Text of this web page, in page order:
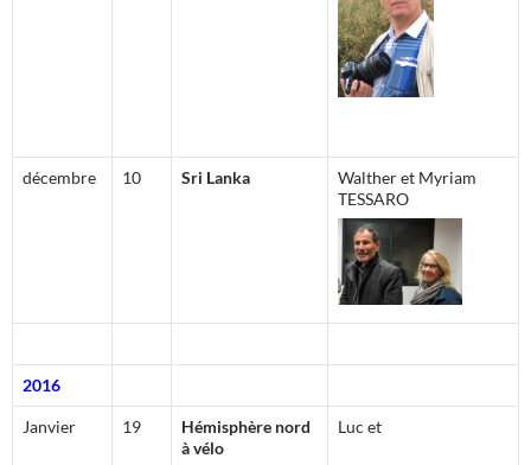
décembre 10 Sri Lanka
Walther et Myriam
TESSARO
2016
Janvier 19
Hémisphère nord
à vélo
Luc et